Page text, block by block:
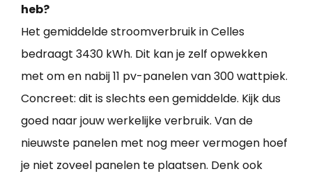
heb?
Het gemiddelde stroomverbruik in Celles
bedraagt 3430 kWh. Dit kan je zelf opwekken
met om en nabij 11 pv-panelen van 300 wattpiek.
Concreet: dit is slechts een gemiddelde. Kijk dus
goed naar jouw werkelijke verbruik. Van de
nieuwste panelen met nog meer vermogen hoef
je niet zoveel panelen te plaatsen. Denk ook